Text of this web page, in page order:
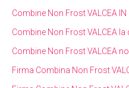
Combine Non Frost VALCEA IN
Combine Non Frost VALCEA
Combine Non Frost VALCEA
Firma Combina Non Frost